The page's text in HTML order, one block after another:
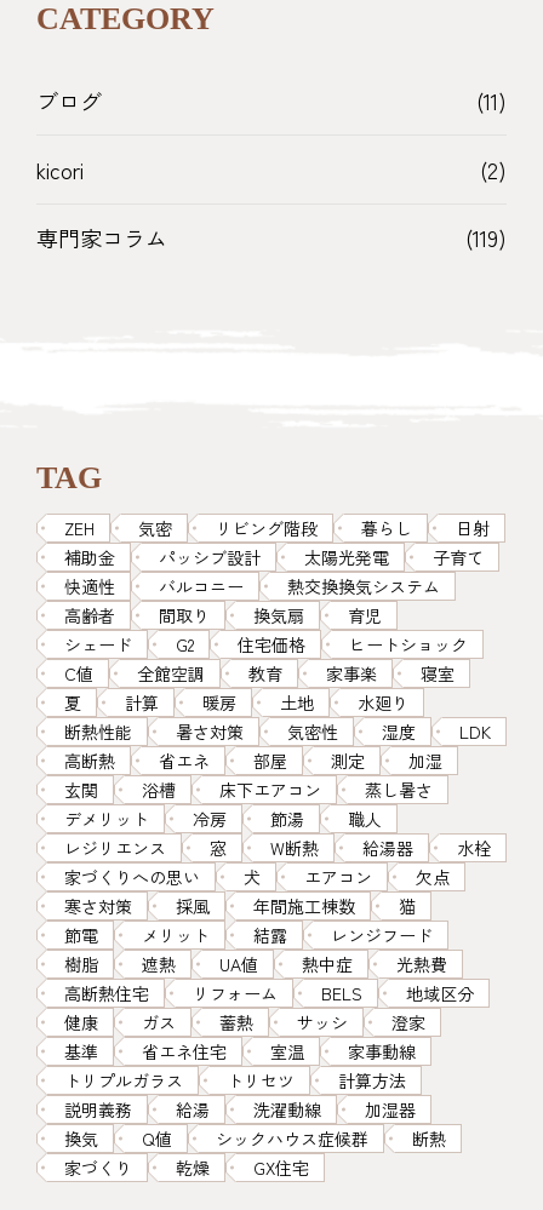
CATEGORY
ブログ (11)
kicori (2)
専門家コラム (119)
TAG
ZEH 気密 リビング階段 暮らし
日射
補助金
パッシブ設計 太陽光発電
子育て
快適性
バルコニー
熱交換換気システム
高齢者
間取り 換気扇
育児
シェード
G2 住宅価格
ヒートショック
C値
全館空調 教育 家事楽
寝室
夏
計算 暖房 土地
水廻り
断熱性能
暑さ対策 気密性 湿度
LDK
高断熱
省エネ 部屋 測定
加湿
玄関
浴槽 床下エアコン
蒸し暑さ
デメリット
冷房 節湯
職人
レジリエンス
窓 W断熱 給湯器
水栓
家づくりへの思い
犬 エアコン
欠点
寒さ対策
採風 年間施工棟数
猫
節電
メリット 結露
レンジフード
樹脂
遮熱 UA値 熱中症
光熱費
高断熱住宅
リフォーム BELS
地域区分
健康
ガス 蓄熱 サッシ
澄家
基準
省エネ住宅 室温
家事動線
トリプルガラス
トリセツ
計算方法
説明義務
給湯 洗濯動線
加湿器
換気
Q値 シックハウス症候群
断熱
家づくり
乾燥 GX住宅